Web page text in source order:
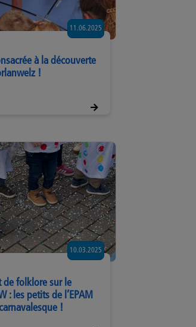
à la découverte
!
11.06.2025
de folklore sur le
: les petits de l’EPAM
!
10.03.2025